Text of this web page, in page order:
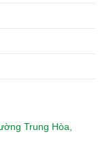
Trung Hòa,